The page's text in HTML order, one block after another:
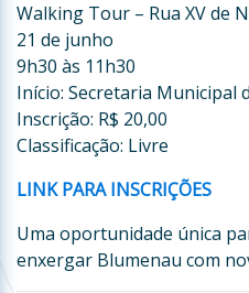
Walking Tour – Rua XV de
21 de junho
9h30 às 11h30
Início: Secretaria Municipal
Inscrição: R$ 20,00
Classificação: Livre
LINK PARA INSCRIÇÕES
Uma oportunidade única
enxergar Blumenau com